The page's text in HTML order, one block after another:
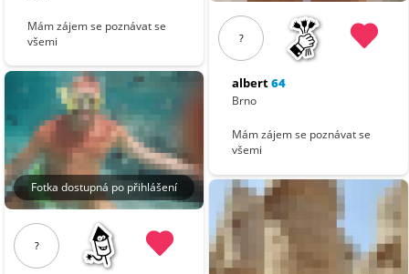
Mám zájem se poznávat se
všemi
Fotka dostupná po přihlášení
?
?
albert64
Brno
Mám zájem se poznávat se
všemi